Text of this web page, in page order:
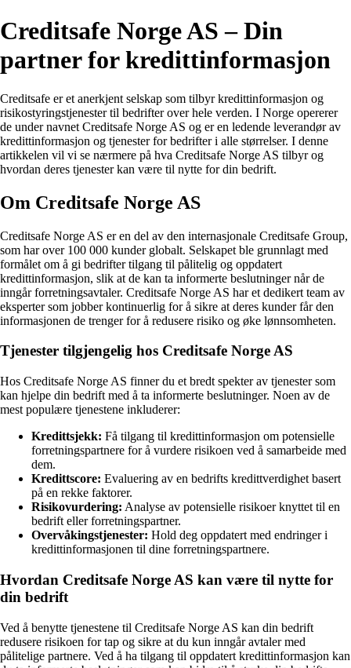
Creditsafe Norge AS – Din
partner for kredittinformasjon
Creditsafe er et anerkjent selskap som tilbyr kredittinformasjon og
risikostyringstjenester til bedrifter over hele verden. I Norge opererer
de under navnet Creditsafe Norge AS og er en ledende leverandør av
kredittinformasjon og tjenester for bedrifter i alle størrelser. I denne
artikkelen vil vi se nærmere på hva Creditsafe Norge AS tilbyr og
hvordan deres tjenester kan være til nytte for din bedrift.
Om Creditsafe Norge AS
Creditsafe Norge AS er en del av den internasjonale Creditsafe Group,
som har over 100 000 kunder globalt. Selskapet ble grunnlagt med
formålet om å gi bedrifter tilgang til pålitelig og oppdatert
kredittinformasjon, slik at de kan ta informerte beslutninger når de
inngår forretningsavtaler. Creditsafe Norge AS har et dedikert team av
eksperter som jobber kontinuerlig for å sikre at deres kunder får den
informasjonen de trenger for å redusere risiko og øke lønnsomheten.
Tjenester tilgjengelig hos Creditsafe Norge AS
Hos Creditsafe Norge AS finner du et bredt spekter av tjenester som
kan hjelpe din bedrift med å ta informerte beslutninger. Noen av de
mest populære tjenestene inkluderer:
Kredittsjekk: Få tilgang til kredittinformasjon om potensielle
forretningspartnere for å vurdere risikoen ved å samarbeide med
dem.
Kredittscore: Evaluering av en bedrifts kredittverdighet basert
på en rekke faktorer.
Risikovurdering: Analyse av potensielle risikoer knyttet til en
bedrift eller forretningspartner.
Overvåkingstjenester: Hold deg oppdatert med endringer i
kredittinformasjonen til dine forretningspartnere.
Hvordan Creditsafe Norge AS kan være til nytte for
din bedrift
Ved å benytte tjenestene til Creditsafe Norge AS kan din bedrift
redusere risikoen for tap og sikre at du kun inngår avtaler med
pålitelige partnere. Ved å ha tilgang til oppdatert kredittinformasjon kan